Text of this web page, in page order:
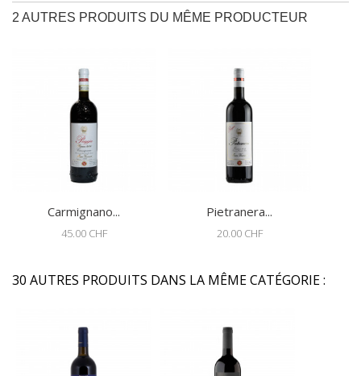
2 AUTRES PRODUITS DU MÊME PRODUCTEUR
Carmignano...
45.00 CHF
Pietranera...
20.00 CHF
30 AUTRES PRODUITS DANS LA MÊME CATÉGORIE :